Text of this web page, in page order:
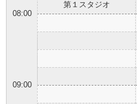
第１スタジオ
08:00
09:00